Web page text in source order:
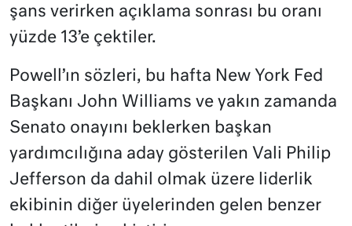
şans verirken açıklama sonrası bu oranı
yüzde 13’e çektiler.
Powell’ın sözleri, bu hafta New York Fed
Başkanı John Williams ve yakın zamanda
Senato onayını beklerken başkan
yardımcılığına aday gösterilen Vali Philip
Jefferson da dahil olmak üzere liderlik
ekibinin diğer üyelerinden gelen benzer